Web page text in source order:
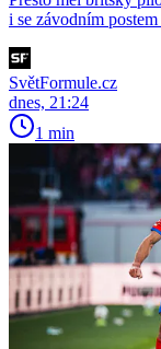
i se závodním
SvětFormule.cz
dnes, 21:24
1 min